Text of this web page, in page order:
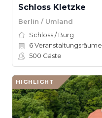
Schloss Kletzke
Berlin / Umland
Schloss / Burg
6Veranstaltungsräume
500 Gäste
HIGHLIGHT